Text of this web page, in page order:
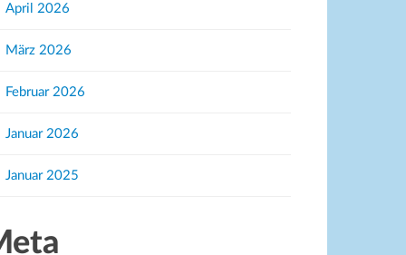
April 2026
März 2026
Februar 2026
Januar 2026
Januar 2025